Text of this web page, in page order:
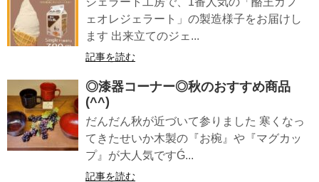
ェオレジェラート」の製造様子をお届けし
ます 出来立てのジェ...
記事を読む
◎漆器コーナー◎秋のおすすめ商品
(^^)
だんだん秋が近づいて参りました 寒くなっ
てきたせいか木製の『お椀』や『マグカッ
プ』が大人気ですǴ...
記事を読む